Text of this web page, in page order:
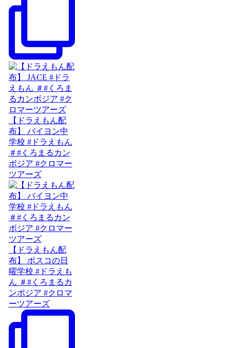
【ドラえもん配
布】 バイヨン中
学校 #ドラえもん
＃#くろまるカン
ボジア #クロマー
ツアーズ
【ドラえもん配
布】 ボスコの日
曜学校 #ドラえも
ん ＃#くろまるカ
ンボジア #クロマ
ーツアーズ